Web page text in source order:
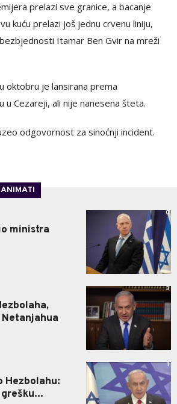
prelazi sve granice, a bacanje
kuću prelazi još jednu crvenu liniju,
Itamar Ben Gvir na mreži
oktobru je lansirana prema
Cezareji, ali nije nanesena šteta.
odgovornost za sinoćnji incident.
ministra
0
3
Hezbolahu:
1